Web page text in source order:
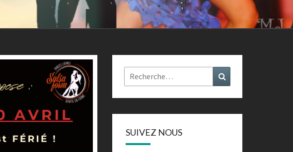
Rechercher :
SUIVEZ NOUS